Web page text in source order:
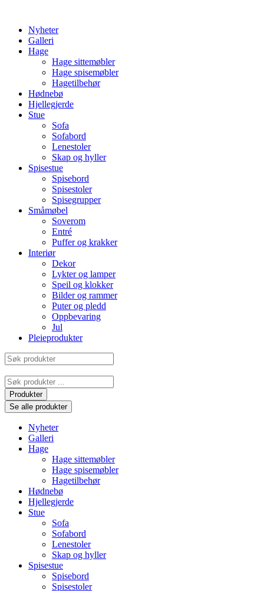
contentNyheter
Galleri
Hage
Hage sittemøbler
Hage spisemøbler
Hagetilbehør
Hødnebø
Hjellegjerde
Stue
Sofa
Sofabord
Lenestoler
Skap og hyller
Spisestue
Spisebord
Spisestoler
Spisegrupper
Småmøbel
Soverom
Entré
Puffer og krakker
Interiør
Dekor
Lykter og lamper
Speil og klokker
Bilder og rammer
Puter og pledd
Oppbevaring
Jul
Pleieprodukter
Søk
produkter
Search
...Produkter
Se alle produkter
Nyheter
Galleri
Hage
Hage sittemøbler
Hage spisemøbler
Hagetilbehør
Hødnebø
Hjellegjerde
Stue
Sofa
Sofabord
Lenestoler
Skap og hyller
Spisestue
Spisebord
Spisestoler